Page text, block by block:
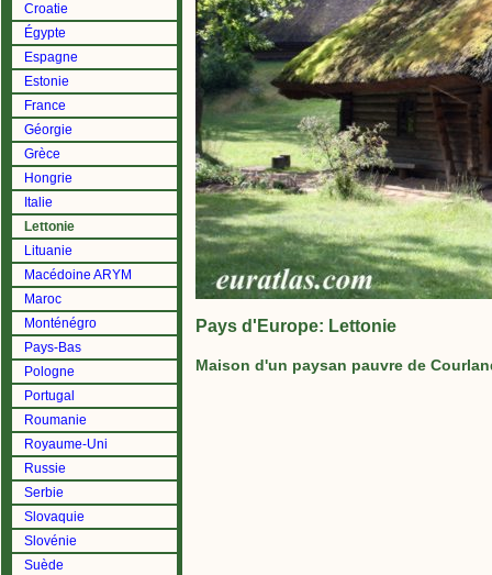
Croatie
Égypte
Espagne
Estonie
France
Géorgie
Grèce
Hongrie
Italie
Lettonie
Lituanie
Macédoine ARYM
Maroc
Monténégro
Pays-Bas
Pologne
Portugal
Roumanie
Royaume-Uni
Russie
Serbie
Slovaquie
Slovénie
Suède
Pays d'Europe: Lettonie
Maison d'un paysan pauvre de